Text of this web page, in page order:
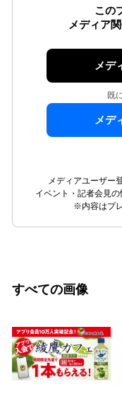
この
メディア
メデ
既
メデ
メディアユーザー
イベント・記者会見の
※内容はプ
すべての画像